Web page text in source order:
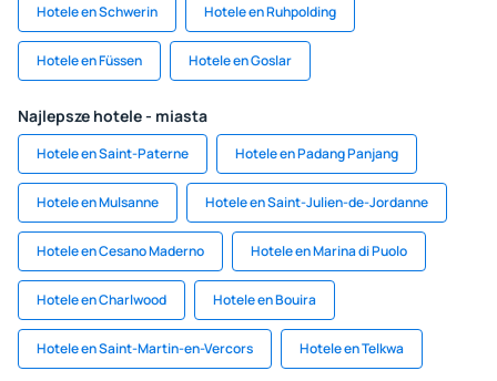
Hotele en Schwerin Hotele en Ruhpolding
Hotele en Füssen Hotele en Goslar
Najlepsze hotele - miasta
Hotele en Saint-Paterne Hotele en Padang Panjang
Hotele en Mulsanne Hotele en Saint-Julien-de-Jordanne
Hotele en Cesano Maderno Hotele en Marina di Puolo
Hotele en Charlwood Hotele en Bouira
Hotele en Saint-Martin-en-Vercors Hotele en Telkwa